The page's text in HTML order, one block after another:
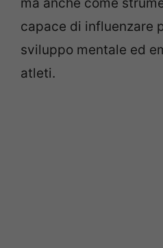
ma anche come
capace di influenzare
sviluppo mentale ed
atleti.